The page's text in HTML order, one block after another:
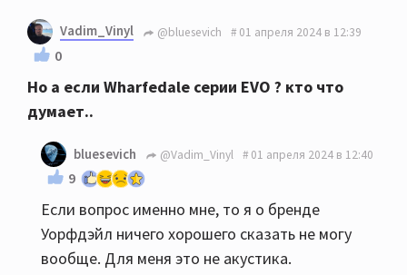
Vadim_Vinyl @bluesevich 01 апреля 2024 в 12:39
0
Но а если Wharfedale серии EVO ? кто что
думает..
bluesevich @Vadim_Vinyl 01 апреля 2024 в 12:40
9
Если вопрос именно мне, то я о бренде
Уорфдэйл ничего хорошего сказать не могу
вообще. Для меня это не акустика.